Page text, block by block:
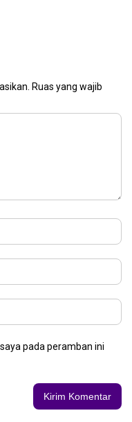
Ruas yang wajib
pada peramban ini